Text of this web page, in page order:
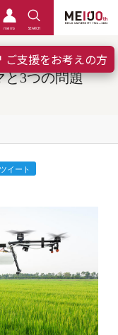
meimo SEARCH
ご支援をお考えの方
3つの問題